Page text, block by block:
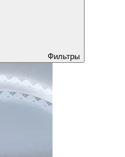
Фильтры